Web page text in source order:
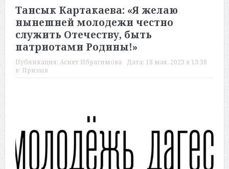
Тансык Картакаева: «Я желаю
нынешней молодежи честно
служить Отечеству, быть
патриотами Родины!»
Публикация: Асият Ибрагимова Дата: 18 мая, 2023 в 13:38
в: Призыв